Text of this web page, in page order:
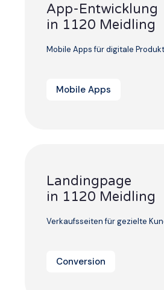
App-Entwicklung
in 1120 Meidling
Mobile Apps für digitale
Mobile Apps
Landingpage
in 1120 Meidling
Verkaufsseiten für gezielte
Conversion